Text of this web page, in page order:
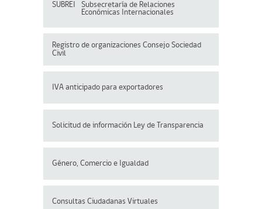
SUBREI
Subsecretaría de Relaciones
Económicas Internacionales
Registro de organizaciones Consejo Sociedad
Civil
IVA anticipado para exportadores
Solicitud de información Ley de Transparencia
Género, Comercio e Igualdad
Consultas Ciudadanas Virtuales